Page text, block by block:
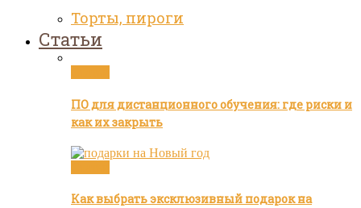
Торты, пироги
Статьи
ПО для дистанционного обучения: где риски и
как их закрыть
Как выбрать эксклюзивный подарок на